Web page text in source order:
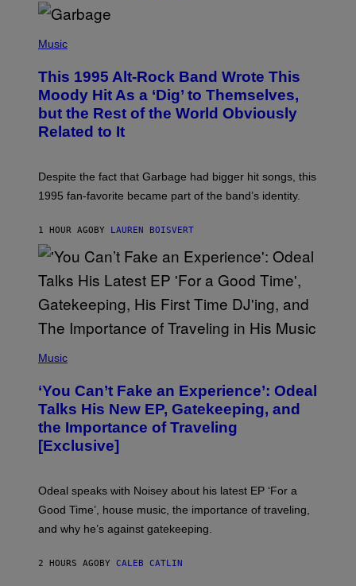
A
O
P
O
B
Y
G
I
N
E
/
G
E
I
E
S
Music
This 1995 Alt-Rock Band Wrote This
Moody Hit As a ‘Dig’ to Themselves,
but the Rest of the World Obviously
Related to It
Despite the fact that Garbage had bigger hit songs, this
1995 fan-favorite became part of the band’s identity.
1 HOUR AGO BY LAUREN BOISVERT
P
T
O
V
I
A
M
K
L
N
O
Music
‘You Can’t Fake an Experience’: Odeal
Talks His New EP, Gatekeeping, and
the Importance of Traveling
[Exclusive]
Odeal speaks with Noisey about his latest EP ‘For a
Good Time’, house music, the importance of traveling,
and why he’s against gatekeeping.
2 HOURS AGO BY CALEB CATLIN